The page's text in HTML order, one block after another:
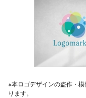
※本ロゴデザインの盗作・
ります。